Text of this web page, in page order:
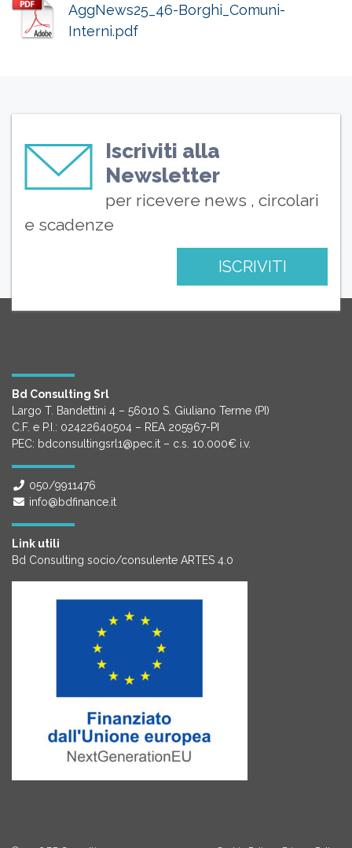
AggNews25_46-Borghi_Comuni-
Interni.pdf
Iscriviti alla
Newsletter
per ricevere news , circolari
e scadenze
ISCRIVITI
Bd Consulting Srl
Largo T. Bandettini 4 – 56010 S. Giuliano Terme (PI)
C.F. e P.I.: 02422640504 – REA 205967-PI
PEC: bdconsultingsrl1@pec.it – c.s. 10.000€ i.v.
050/9911476
info@bdfinance.it
Link utili
Bd Consulting socio/consulente ARTES 4.0